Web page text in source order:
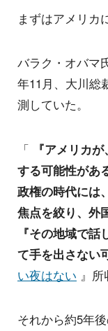
まずはアメリカ
バラク・オバマ
年11月、大川総
測していた。
「
『アメリカ
する可能性があ
政権の時代には
焦点を絞り、外
『その地域で
て手を出さない
い夜はない 』所
それから約5年